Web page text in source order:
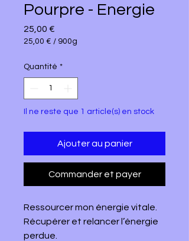
Pourpre - Energie
25,00 €
25,00 € / 900g
pour
Grammes
Quantité *
Il ne reste que 1 article(s) en stock
Ajouter au panier
Commander et payer
Ressourcer mon énergie vitale.
Récupérer et relancer l’énergie
perdue.